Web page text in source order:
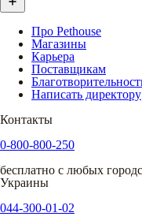
Про Pethouse
Магазины
Карьера
Поставщикам
Написать директору
Контакты
0-800-800-250
бесплатно с любых
Украины
044-300-01-02